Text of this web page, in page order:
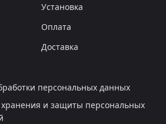
Установка
Оплата
Доставка
персональных данных
и защиты персональных